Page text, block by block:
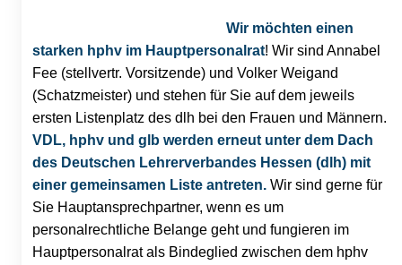
Wir möchten einen
starken hphv im Hauptpersonalrat! Wir sind Annabel
Fee (stellvertr. Vorsitzende) und Volker Weigand
(Schatzmeister) und stehen für Sie auf dem jeweils
ersten Listenplatz des dlh bei den Frauen und Männern.
VDL, hphv und glb werden erneut unter dem Dach
des Deutschen Lehrerverbandes Hessen (dlh) mit
einer gemeinsamen Liste antreten. Wir sind gerne für
Sie Hauptansprechpartner, wenn es um
personalrechtliche Belange geht und fungieren im
Hauptpersonalrat als Bindeglied zwischen dem hphv